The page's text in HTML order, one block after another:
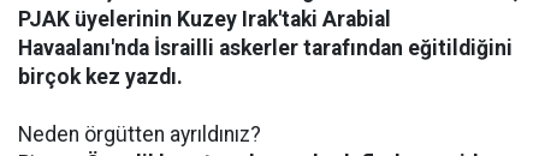
PJAK üyelerinin Kuzey Irak'taki Arabial
Havaalanı'nda İsrailli askerler tarafından eğitildiğini
birçok kez yazdı.
Neden örgütten ayrıldınız?